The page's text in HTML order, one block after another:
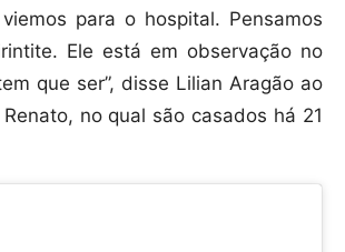
para o hospital. Pensamos
Ele está em observação no
que ser”, disse Lilian Aragão ao
no qual são casados há 21